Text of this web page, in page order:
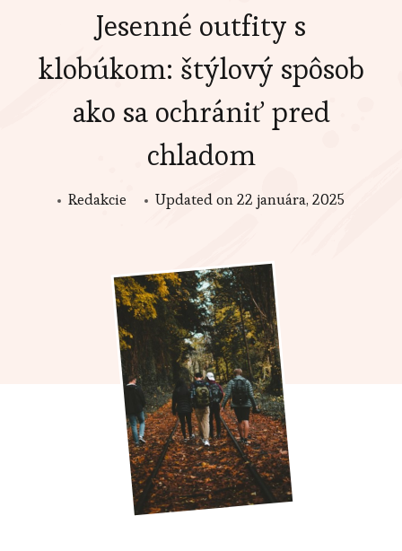
Jesenné outfity s
klobúkom: štýlový spôsob
ako sa ochrániť pred
chladom
Redakcie Updated on22 januára, 2025